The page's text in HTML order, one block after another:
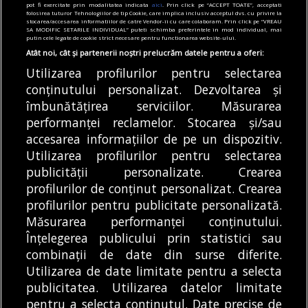
Obor-Constanța. Oamenii
regretă vechea garnitură
| Club Feroviar
Căldură sufocantă în
trenul PESA București
Obor-Constanța. Este
prima garnitură
operată, pe această...
REDACȚIA BULETIN DE
BUCUREȘTI
08/08/2026
bombardamentele din
1944, s-au întors pe
Palatul Universității.
Continuă procesul de
reabilitare
Vulturul și cei doi
grifoni, distruși de
bombardamentele din
1944, s-au întors...
ANDREEA TUDOR 08/08/2026
MODIFICĂ SETĂRILE COOKIES
© Copyright 2025 - Buletin de București.
Găzduit dePresslabs.com. Powered by TRS Design.
Despre
Noi
Media
Kit
Politică De
Confidențialitate
Cookie
Policy (EU)
Cookie
Policy
pot fi exercitate prin modalitatea indicata aici . Prin click pe “ACCEPT TOATE”, acceptati
folosirea tuturor Tehnologiilor de tip Cookie, care implica inclusiv acceptul dvs. cu privire la
stocarea/accesarea informatiilor de catre Vendor-ii cu care colaboram. Prin click pe “VREAU
SA MODIFIC SETARILE INDIVIDUAL” puteti schimba preferintele in mod individual, mai
putin cele legate de cookie strict necesare pentru functionarea website-ului.
Atât noi, cât și partenerii noștri prelucrăm datele pentru a oferi:
Utilizarea profilurilor pentru selectarea
conținutului personalizat. Dezvoltarea și
îmbunătățirea serviciilor. Măsurarea
performanței reclamelor. Stocarea și/sau
accesarea informațiilor de pe un dispozitiv.
Utilizarea profilurilor pentru selectarea
publicității personalizate. Crearea
profilurilor de conținut personalizat. Crearea
profilurilor pentru publicitate personalizată.
Măsurarea performanței conținutului.
Înțelegerea publicului prin statistici sau
combinații de date din surse diferite.
Utilizarea de date limitate pentru a selecta
publicitatea. Utilizarea datelor limitate
pentru a selecta conținutul. Date precise de